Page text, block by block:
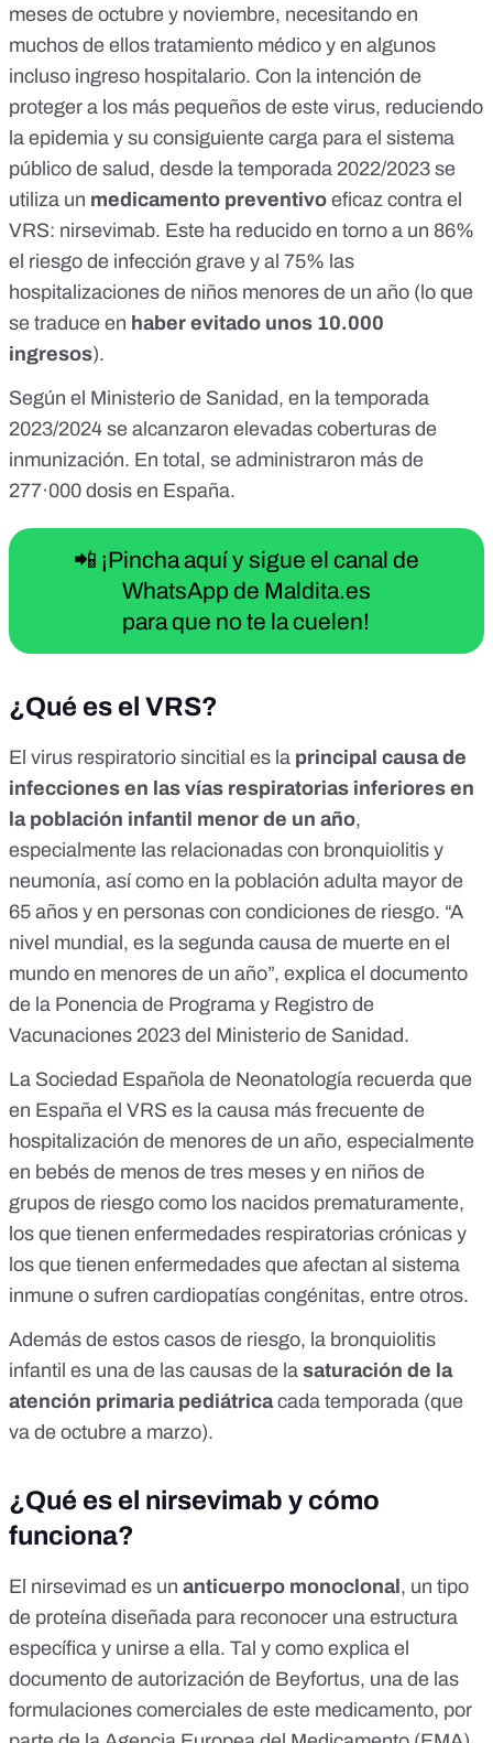
meses de octubre y noviembre, necesitando en
muchos de ellos tratamiento médico y en algunos
incluso ingreso hospitalario. Con la intención de
proteger a los más pequeños de este virus, reduciendo
la epidemia y su consiguiente carga para el sistema
público de salud, desde la temporada 2022/2023 se
utiliza un medicamento preventivo eficaz contra el
VRS: nirsevimab. Este ha reducido en torno a un 86%
el riesgo de infección grave y al 75% las
hospitalizaciones de niños menores de un año (lo que
se traduce en haber evitado unos 10.000
ingresos).
Según el Ministerio de Sanidad, en la temporada
2023/2024 se alcanzaron elevadas coberturas de
inmunización. En total, se administraron más de
277·000 dosis en España.
📲 ¡Pincha aquí y sigue el canal de
WhatsApp de Maldita.es
para que no te la cuelen!
¿Qué es el VRS?
El virus respiratorio sincitial es la principal causa de
infecciones en las vías respiratorias inferiores en
la población infantil menor de un año,
especialmente las relacionadas con bronquiolitis y
neumonía, así como en la población adulta mayor de
65 años y en personas con condiciones de riesgo. “A
nivel mundial, es la segunda causa de muerte en el
mundo en menores de un año”, explica el documento
de la Ponencia de Programa y Registro de
Vacunaciones 2023 del Ministerio de Sanidad.
La Sociedad Española de Neonatología recuerda que
en España el VRS es la causa más frecuente de
hospitalización de menores de un año, especialmente
en bebés de menos de tres meses y en niños de
grupos de riesgo como los nacidos prematuramente,
los que tienen enfermedades respiratorias crónicas y
los que tienen enfermedades que afectan al sistema
inmune o sufren cardiopatías congénitas, entre otros.
Además de estos casos de riesgo, la bronquiolitis
infantil es una de las causas de la saturación de la
atención primaria pediátricacada temporada (que
va de octubre a marzo).
¿Qué es el nirsevimab y cómo
funciona?
El nirsevimad es un anticuerpo monoclonal , un tipo
de proteína diseñada para reconocer una estructura
específica y unirse a ella. Tal y como explica el
documento de autorización de Beyfortus, una de las
formulaciones comerciales de este medicamento, por